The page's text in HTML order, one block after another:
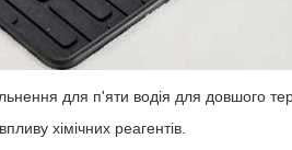
для п'яти водія для довшого
хімічних реагентів.